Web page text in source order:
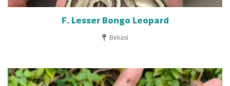
F. Lesser Bongo Leopard
Bekasi